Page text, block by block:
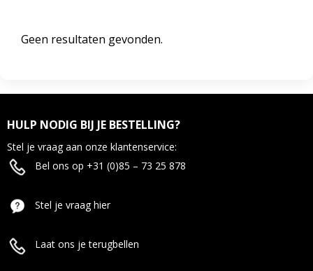
Geen resultaten gevonden.
HULP NODIG BIJ JE BESTELLING?
Stel je vraag aan onze klantenservice:
Bel ons op +31 (0)85 – 73 25 878
Stel je vraag hier
Laat ons je terugbellen